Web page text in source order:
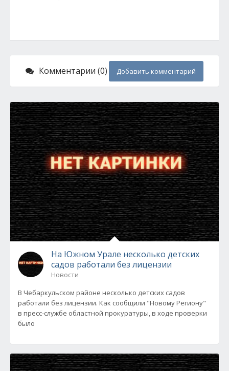
Комментарии (0) Добавить комментарий
На Южном Урале несколько детских
садов работали без лицензии
Новости
В Чебаркульском районе несколько детских садов
работали без лицензии. Как сообщили "Новому Региону"
в пресс-службе областной прокуратуры, в ходе проверки
было